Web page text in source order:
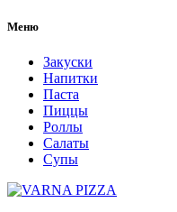
Меню
Закуски
Напитки
Паста
Пиццы
Роллы
Салаты
Супы